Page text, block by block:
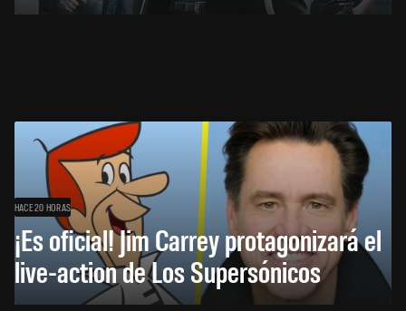
HACE 20 HORAS
¡Es oficial! Jim Carrey protagonizará el
live-action de Los Supersónicos